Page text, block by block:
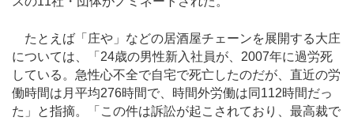
たとえば「庄や」などの居酒屋チェーンを展開する大庄
については、「24歳の男性新入社員が、2007年に過労死
している。急性心不全で自宅で死亡したのだが、直近の労
働時間は月平均276時間で、時間外労働は同112時間だっ
た」と指摘。「この件は訴訟が起こされており、最高裁で